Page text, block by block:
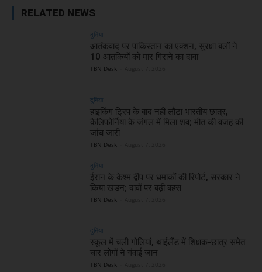
RELATED NEWS
दुनिया
आतंकवाद पर पाकिस्तान का एक्शन, सुरक्षा बलों ने
10 आतंकियों को मार गिराने का दावा
TBN Desk
दुनिया
हाइकिंग ट्रिप के बाद नहीं लौटा भारतीय छात्र,
कैलिफोर्निया के जंगल में मिला शव; मौत की वजह की
जांच जारी
TBN Desk
दुनिया
ईरान के केश्म द्वीप पर धमाकों की रिपोर्ट, सरकार ने
किया खंडन; दावों पर बढ़ी बहस
TBN Desk
दुनिया
स्कूल में चली गोलियां, थाईलैंड में शिक्षक-छात्र समेत
चार लोगों ने गंवाई जान
TBN Desk